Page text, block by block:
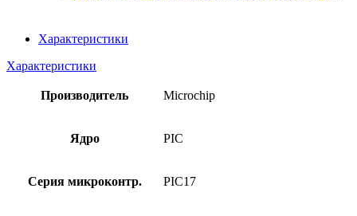
Характеристики
Характеристики
Производитель Microchip
Ядро PIC
Серия микроконтр. PIC17